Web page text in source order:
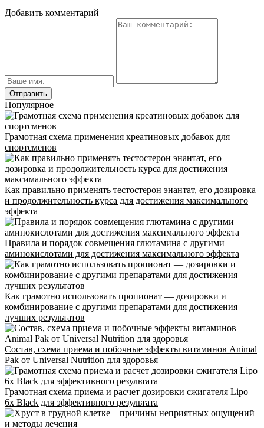
Добавить комментарий
Популярное
Грамотная схема применения креатиновых добавок для
спортсменов
Как правильно применять тестостерон энантат, его дозировка
и продолжительность курса для достижения максимального
эффекта
Правила и порядок совмещения глютамина с другими
аминокислотами для достижения максимального эффекта
Как грамотно использовать пропионат — дозировки и
комбинирование с другими препаратами для достижения
лучших результатов
Состав, схема приема и побочные эффекты витаминов Animal
Pak от Universal Nutrition для здоровья
Грамотная схема приема и расчет дозировки сжигателя Lipo
6x Black для эффективного результата